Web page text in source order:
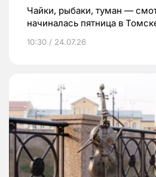
Чайки, рыбаки, туман —
начиналась пятница в
10:30 / 24.07.26